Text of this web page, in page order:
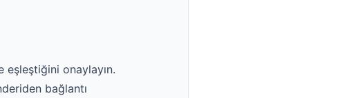
onaylayın.
bağlantı